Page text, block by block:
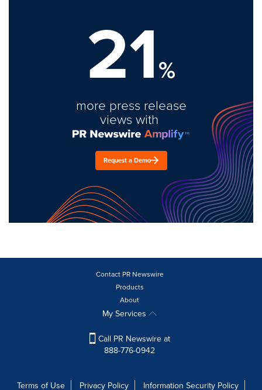
21%
more press release
views with
Request a Demo
Contact PR Newswire
Products
About
My Services
Call PR Newswire at
888-776-0942
Terms of Use Privacy Policy Information Security Policy